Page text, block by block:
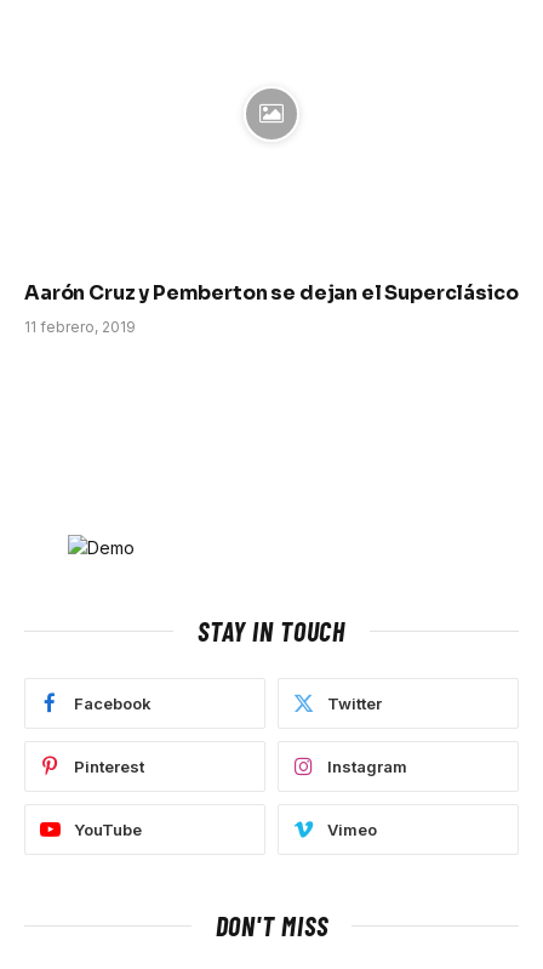
Aarón Cruz y Pemberton se dejan el Superclásico
11 febrero, 2019
STAY IN TOUCH
Facebook Twitter
Pinterest Instagram
YouTube Vimeo
DON'T MISS